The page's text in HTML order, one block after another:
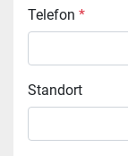
Telefon *
Standort